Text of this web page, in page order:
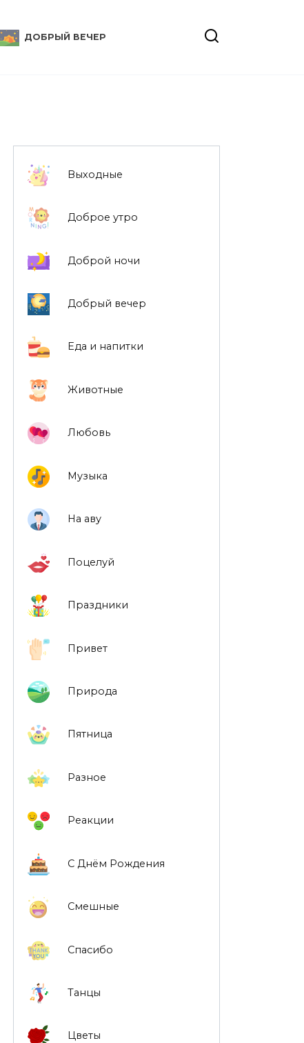
ДОБРЫЙ ВЕЧЕР
Выходные
Доброе утро
Доброй ночи
Добрый вечер
Еда и напитки
Животные
Любовь
Музыка
На аву
Поцелуй
Праздники
Привет
Природа
Пятница
Разное
Реакции
С Днём Рождения
Смешные
Спасибо
Танцы
Цветы